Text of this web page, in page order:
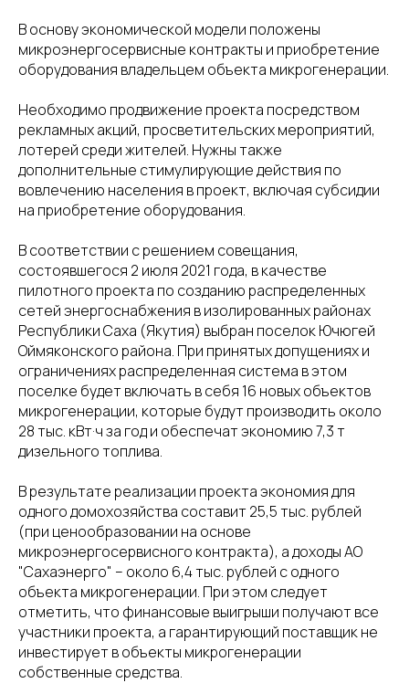
В основу экономической модели положены
микроэнергосервисные контракты и приобретение
оборудования владельцем объекта микрогенерации.
Необходимо продвижение проекта посредством
рекламных акций, просветительских мероприятий,
лотерей среди жителей. Нужны также
дополнительные стимулирующие действия по
вовлечению населения в проект, включая субсидии
на приобретение оборудования.
В соответствии с решением совещания,
состоявшегося 2 июля 2021 года, в качестве
пилотного проекта по созданию распределенных
сетей энергоснабжения в изолированных районах
Республики Саха (Якутия) выбран поселок Ючюгей
Оймяконского района. При принятых допущениях и
ограничениях распределенная система в этом
поселке будет включать в себя 16 новых объектов
микрогенерации, которые будут производить около
28 тыс. кВт·ч за год и обеспечат экономию 7,3 т
дизельного топлива.
В результате реализации проекта экономия для
одного домохозяйства составит 25,5 тыс. рублей
(при ценообразовании на основе
микроэнергосервисного контракта), а доходы АО
"Сахаэнерго" – около 6,4 тыс. рублей с одного
объекта микрогенерации. При этом следует
отметить, что финансовые выигрыши получают все
участники проекта, а гарантирующий поставщик не
инвестирует в объекты микрогенерации
собственные средства.